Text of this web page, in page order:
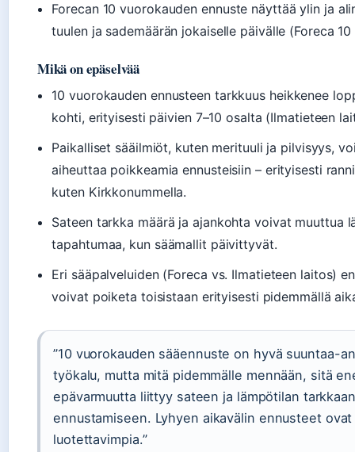
Forecan 10 vuorokauden ennuste näyttää ylin ja
tuulen ja sademäärän jokaiselle päivälle (Foreca
Mikä on epäselvää
10 vuorokauden ennusteen tarkkuus heikkenee
kohti, erityisesti päivien 7–10 osalta (Ilmatieteen
Paikalliset sääilmiöt, kuten merituuli ja pilvisyys,
aiheuttaa poikkeamia ennusteisiin – erityisesti
kuten Kirkkonummella.
Sateen tarkka määrä ja ajankohta voivat muuttua
tapahtumaa, kun säämallit päivittyvät.
Eri sääpalveluiden (Foreca vs. Ilmatieteen laitos)
voivat poiketa toisistaan erityisesti pidemmällä
”10 vuorokauden sääennuste on hyvä suuntaa-
työkalu, mutta mitä pidemmälle mennään, sitä
epävarmuutta liittyy sateen ja lämpötilan tarkkaan
ennustamiseen. Lyhyen aikavälin ennusteet ovat
luotettavimpia.”